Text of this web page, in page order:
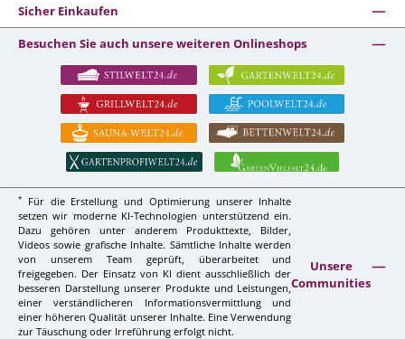
Sicher Einkaufen
Besuchen Sie auch unsere weiteren Onlineshops
*
Für die Erstellung und Optimierung unserer Inhalte
setzen wir moderne KI-Technologien unterstützend ein.
Dazu gehören unter anderem Produkttexte, Bilder,
Videos sowie grafische Inhalte. Sämtliche Inhalte werden
von unserem Team geprüft, überarbeitet und
freigegeben. Der Einsatz von KI dient ausschließlich der
besseren Darstellung unserer Produkte und Leistungen,
einer verständlicheren Informationsvermittlung und
einer höheren Qualität unserer Inhalte. Eine Verwendung
zur Täuschung oder Irreführung erfolgt nicht.
Unsere
Communities